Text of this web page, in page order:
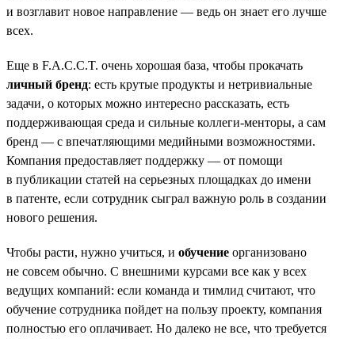
и возглавит новое направление — ведь он знает его лучше
всех.
Еще в F.A.C.C.T. очень хорошая база, чтобы прокачать
личный бренд: есть крутые продукты и нетривиальные
задачи, о которых можно интересно рассказать, есть
поддерживающая среда и сильные коллеги-менторы, а сам
бренд — с впечатляющими медийными возможностями.
Компания предоставляет поддержку — от помощи
в публикации статей на серьезных площадках до имени
в патенте, если сотрудник сыграл важную роль в создании
нового решения.
Чтобы расти, нужно учиться, и обучение организовано
не совсем обычно. С внешними курсами все как у всех
ведущих компаний: если команда и тимлид считают, что
обучение сотрудника пойдет на пользу проекту, компания
полностью его оплачивает. Но далеко не все, что требуется